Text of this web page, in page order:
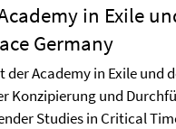
in Exile
Germany
der Academy in Exile und
Konzipierung und
Studies in Critical